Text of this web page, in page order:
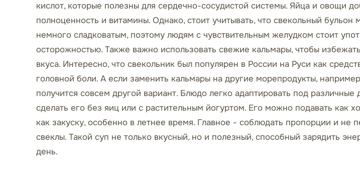
кислот, которые полезны для сердечно-сосудистой системы. Яйца и овощи
полноценность и витамины. Однако, стоит учитывать, что свекольный бульон
немного сладковатым, поэтому людям с чувствительным желудком стоит
осторожностью. Также важно использовать свежие кальмары, чтобы
вкуса. Интересно, что свекольник был популярен в России на Руси как
головной боли. А если заменить кальмары на другие морепродукты,
получится совсем другой вариант. Блюдо легко адаптировать под различные
сделать его без яиц или с растительным йогуртом. Его можно подавать как
как закуску, особенно в летнее время. Главное - соблюдать пропорции и не
свеклы. Такой суп не только вкусный, но и полезный, способный зарядить
день.